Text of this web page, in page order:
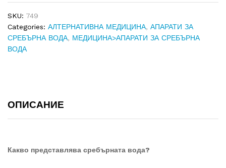
SKU: 749
Categories: АЛТЕРНАТИВНА МЕДИЦИНА, АПАРАТИ ЗА
СРЕБЪРНА ВОДА, МЕДИЦИНА>АПАРАТИ ЗА СРЕБЪРНА
ВОДА
ОПИСАНИЕ
Какво представлява сребърната вода?